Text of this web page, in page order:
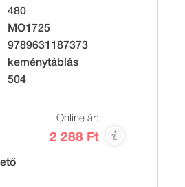
480
MO1725
9789631187373
keménytáblás
504
Online ár:
2 288 Ft